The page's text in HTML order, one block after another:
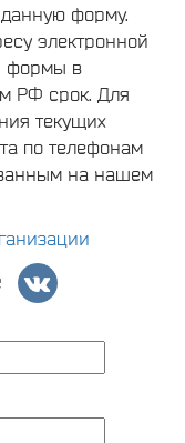
форму.
электронной
формы в
РФ срок. Для
текущих
по телефонам
на нашем